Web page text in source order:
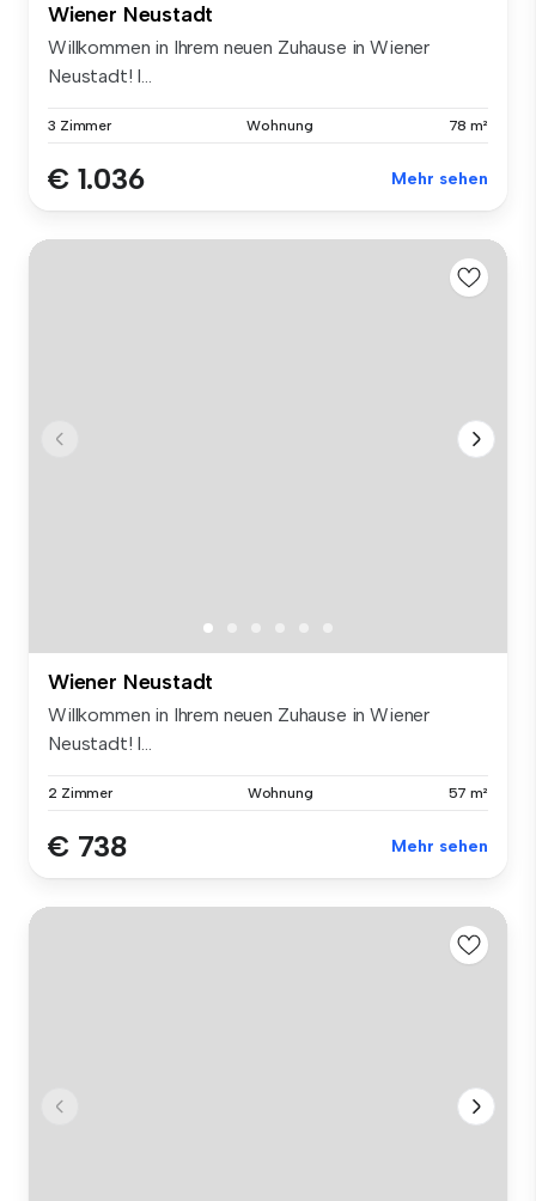
Wiener Neustadt
Willkommen in Ihrem neuen Zuhause in Wiener
Neustadt! I...
3 Zimmer Wohnung 78 m²
€ 1.036 Mehr sehen
Wiener Neustadt
Willkommen in Ihrem neuen Zuhause in Wiener
Neustadt! I...
2 Zimmer Wohnung 57 m²
€ 738 Mehr sehen